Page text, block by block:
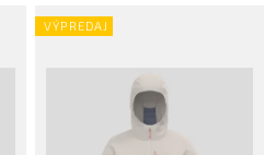
VÝPREDAJ